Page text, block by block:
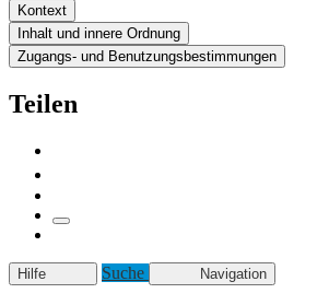
Kontext
Inhalt und innere Ordnung
Zugangs- und Benutzungsbestimmungen
Teilen
Hilfe Suche Navigation